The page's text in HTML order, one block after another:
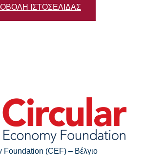
ΙΣΤΟΣΕΛΙΔΑΣ
(CEF) – Βέλγιο